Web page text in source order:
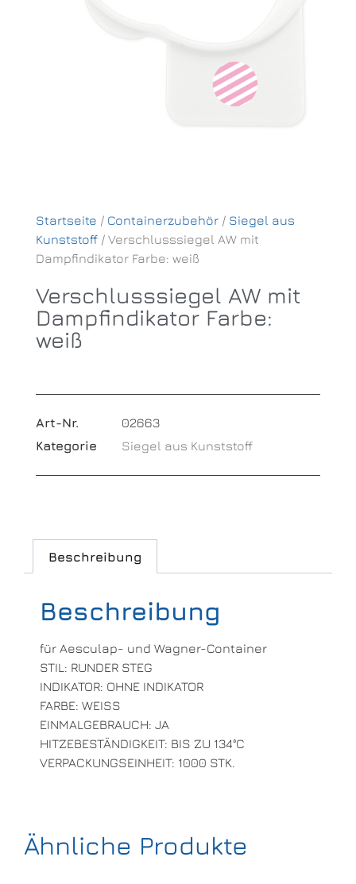
Startseite / Containerzubehör / Siegel aus
Kunststoff / Verschlusssiegel AW mit
Dampfindikator Farbe: weiß
Verschlusssiegel AW mit
Dampfindikator Farbe:
weiß
Art-Nr.
02663
Kategorie
Siegel aus Kunststoff
Beschreibung
Beschreibung
für Aesculap- und Wagner-Container
STIL: RUNDER STEG
INDIKATOR: OHNE INDIKATOR
FARBE: WEISS
EINMALGEBRAUCH: JA
HITZEBESTÄNDIGKEIT: BIS ZU 134°C
VERPACKUNGSEINHEIT: 1000 STK.
Ähnliche Produkte